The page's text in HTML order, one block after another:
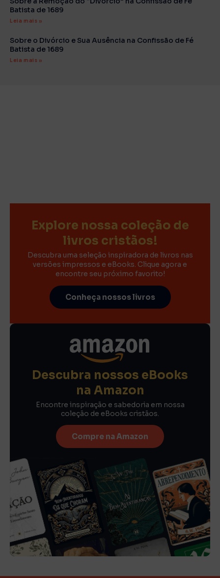
Batista de 1689
Leia mais »
Sobre o Divórcio e Sua Ausência na Confissão de Fé
Batista de 1689
Leia mais »
Explore nossa coleção de
livros cristãos!
Descubra uma seleção inspiradora de livros nas
versões impressos e eBooks. Clique agora e
encontre seu próximo favorito!
Conheça nossos livros
Descubra nossos eBooks
na Amazon
Encontre inspiração e sabedoria em nossa
coleção de eBooks cristãos.
Compre na Amazon